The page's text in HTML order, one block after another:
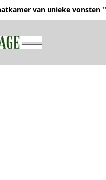
van unieke vonsten ''